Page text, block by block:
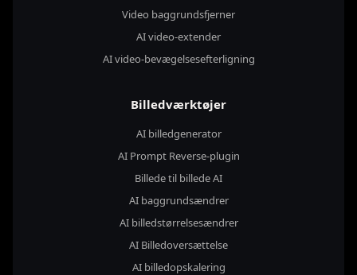
Video baggrundsfjerner
AI video-extender
AI video-bevægelsesefterligning
Billedværktøjer
AI billedgenerator
AI Prompt Reverse-plugin
Billede til billede AI
AI baggrundsændrer
AI billedstørrelsesændrer
AI Billedoversættelse
AI billedopskalering